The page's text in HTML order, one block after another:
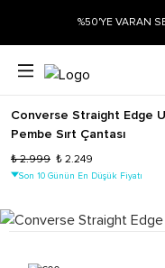
%50'YE VARAN
Converse Straight Edge
Pembe Sırt Çantası
₺ 2.999 ₺ 2.249
Son 10 Günün En Düşük Fiyatı